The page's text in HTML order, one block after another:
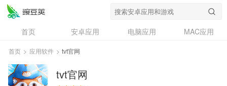
首页 安卓应用 电脑应用
MAC应用
资讯
专题
问答
首页 > 应用软件 > tvt官网
tvt官网